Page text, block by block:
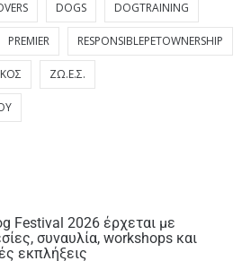
DOGS DOGTRAINING
PREMIER RESPONSIBLEPETOWNERSHIP
ΖΩ.Ε.Σ.
Festival 2026 έρχεται με
συναυλία, workshops και
εκπλήξεις